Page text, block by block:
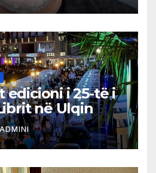
edicioni i 25-të i
në Ulqin
ADMINI